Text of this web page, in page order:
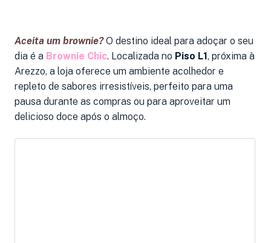
Aceita um brownie?O destino ideal para adoçar o seu
dia é a Brownie Chic. Localizada no Piso L1, próxima à
Arezzo, a loja oferece um ambiente acolhedor e
repleto de sabores irresistíveis, perfeito para uma
pausa durante as compras ou para aproveitar um
delicioso doce após o almoço.